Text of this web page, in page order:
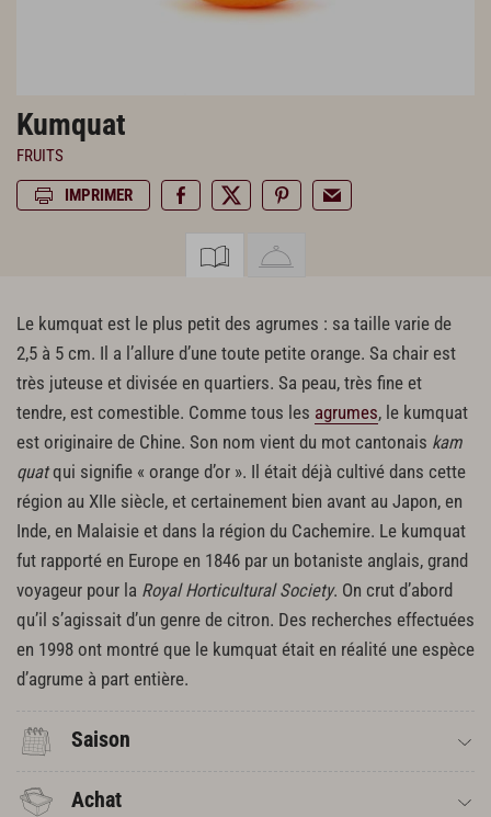
Kumquat
FRUITS
IMPRIMER
Le kumquat est le plus petit des agrumes : sa taille varie de
2,5 à 5 cm. Il a l’allure d’une toute petite orange. Sa chair est
très juteuse et divisée en quartiers. Sa peau, très fine et
tendre, est comestible. Comme tous les agrumes, le kumquat
est originaire de Chine. Son nom vient du mot cantonais kam
quatqui signifie « orange d’or ». Il était déjà cultivé dans cette
région au XIIe siècle, et certainement bien avant au Japon, en
Inde, en Malaisie et dans la région du Cachemire. Le kumquat
fut rapporté en Europe en 1846 par un botaniste anglais, grand
voyageur pour la Royal Horticultural Society. On crut d’abord
qu’il s’agissait d’un genre de citron. Des recherches effectuées
en 1998 ont montré que le kumquat était en réalité une espèce
d’agrume à part entière.
Saison
Achat